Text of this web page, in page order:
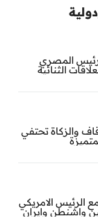
المصري
الثنائية
والزكاة تحتفي
امير قطر يبحث هاتفيا مع الرئيس الامريكي